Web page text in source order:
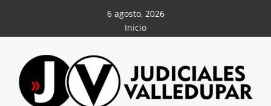
contenido
6 agosto, 2026
Inicio